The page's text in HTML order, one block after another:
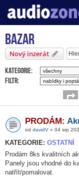
Server o digitálním
Bazar
Nový inzerát
Kategorie:
Filtr:
PRODÁM:
od davidV » 04 srp
KATEGORIE: OSTATNÍ
Prodám 8ks kvalitních
Panely jsou vhodné do
natřít/pomalovat.